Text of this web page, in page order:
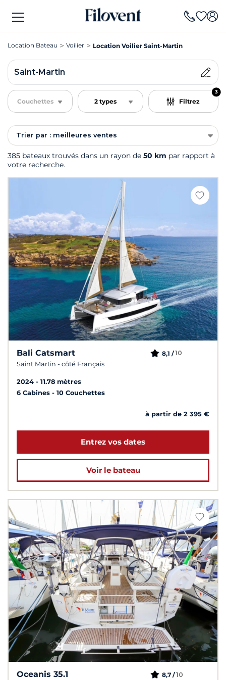
Location Bateau Voilier Location Voilier Saint-Martin
Saint-Martin
Couchettes 2 types Filtrez
3
Trier par : meilleures ventes
385 bateaux trouvés dans un rayon de 50 km par rapport à
votre recherche.
Bali Catsmart
Saint Martin - côté Français
8,1 /10
2024
11.78 mètres
6 Cabines
10 Couchettes
à partir de 2 395 €
Entrez vos dates
Voir le bateau
Oceanis 35.1 8,7 /10